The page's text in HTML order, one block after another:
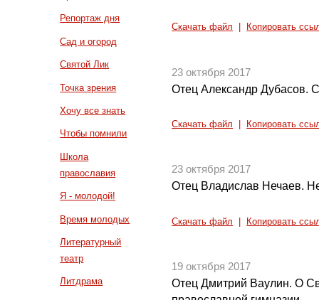
Репортаж дня
Сад и огород
Святой Лик
Точка зрения
Хочу все знать
Чтобы помнили
Школа
православия
Я - молодой!
Время молодых
Литературный
театр
Литдрама
Скачать файл Копировать
23 октября 2017
Отец Александр Дубасов.
Скачать файл Копировать
23 октября 2017
Отец Владислав Нечаев.
Скачать файл Копировать
19 октября 2017
Отец Дмитрий Ваулин. О